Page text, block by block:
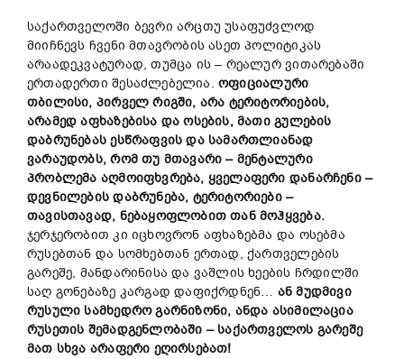
საქართველოში ბევრი არცთუ უსაფუძვლოდ
მიიჩნევს ჩვენი მთავრობის ასეთ პოლიტიკას
არაადეკვატურად, თუმცა ის – რეალურ ვითარებაში
ერთადერთი შესაძლებელია.ოფიციალური
თბილისი, პირველ რიგში, არა ტერიტორიების,
არამედ აფხაზებისა და ოსების, მათი გულების
დაბრუნებას ესწრაფვის და სამართლიანად
ვარაუდობს, რომ თუ მთავარი – მენტალური
პრობლემა აღმოიფხვრება, ყველაფერი დანარჩენი –
დევნილების დაბრუნება, ტერიტორიები –
თავისთავად, ნებაყოფლობით თან მოჰყვება.
ჯერჯერობით კი იცხოვრონ აფხაზებმა და ოსებმა
რუსებთან და სომხებთან ერთად, ქართველების
გარეშე, მანდარინისა და ვაშლის ხეების ჩრდილში
საღ გონებაზე კარგად დაფიქრდნენ… ან მუდმივი
რუსული სამხედრო გარნიზონი, ანდა ასიმილაცია
რუსეთის შემადგენლობაში – საქართველოს გარეშე
მათ სხვა არაფერი ეღირსებათ!